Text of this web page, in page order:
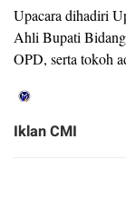
Upacara dihadiri
Ahli Bupati
OPD, serta tokoh
Iklan CMI